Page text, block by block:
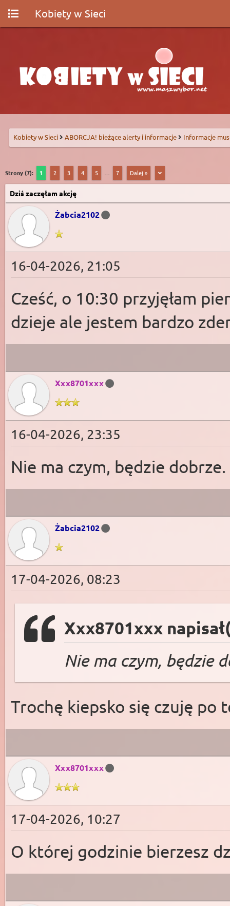
Kobiety w Sieci
Kobiety w Sieci ABORCJA! bieżące alerty i informacje Informacje
Strony (7): 1 2 3 4 5 7 Dalej »
Dziś zaczęłam akcję
Żabcia2102
16-04-2026, 21:05
Cześć, o 10:30 przyjęłam
dzieje ale jestem bardzo
Xxx8701xxx
16-04-2026, 23:35
Nie ma czym, będzie dobrze.
Żabcia2102
17-04-2026, 08:23
Xxx8701xxx
Nie ma czym, będzie
Trochę kiepsko się czuję
Xxx8701xxx
17-04-2026, 10:27
O której godzinie bierzesz